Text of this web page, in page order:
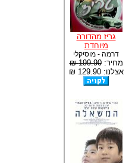
גריז מהדורה
מיוחדת
דרמה - מוסיקלי
מחיר:199.90 ₪
אצלנו: 129.90 ₪